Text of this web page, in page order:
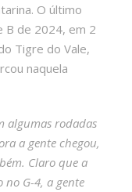
O último
B de 2024, em 2
Tigre do Vale,
naquela
algumas rodadas
a gente chegou,
Claro que a
G-4, a gente